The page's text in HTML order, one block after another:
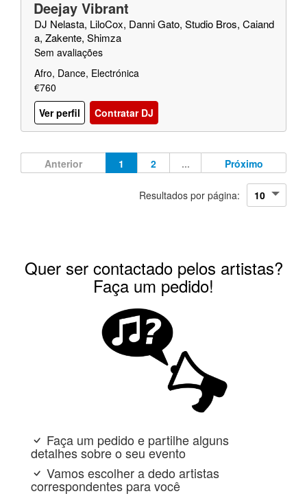
Deejay Vibrant
DJ Nelasta, LiloCox, Danni Gato, Studio Bros, Caiand
a, Zakente, Shimza
Sem avaliações
Afro, Dance, Electrónica
€760
Ver perfil
Contratar DJ
Anterior 1 2 ... Próximo
Resultados por página:
Quer ser contactado pelos artistas?
Faça um pedido!
Faça um pedido e partilhe alguns
detalhes sobre o seu evento
Vamos escolher a dedo artistas
correspondentes para você